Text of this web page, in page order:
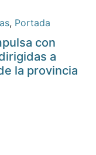
, Portada
con
a
la provincia